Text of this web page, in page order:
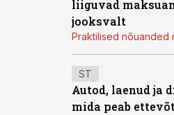
liiguvad
jooksvalt
Praktilised nõuanded
ST
Autod, laenud ja
mida peab